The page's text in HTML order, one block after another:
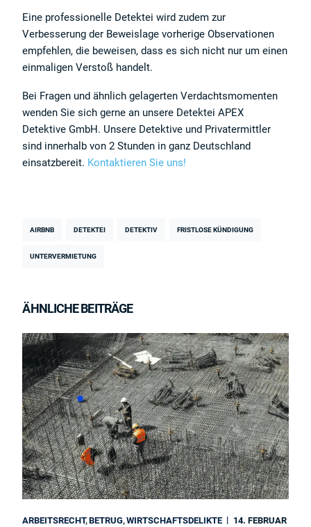
Eine professionelle Detektei wird zudem zur
Verbesserung der Beweislage vorherige Observationen
empfehlen, die beweisen, dass es sich nicht nur um einen
einmaligen Verstoß handelt.
Bei Fragen und ähnlich gelagerten Verdachtsmomenten
wenden Sie sich gerne an unsere Detektei APEX
Detektive GmbH. Unsere Detektive und Privatermittler
sind innerhalb von 2 Stunden in ganz Deutschland
einsatzbereit. Kontaktieren Sie uns!
AIRBNB DETEKTEI DETEKTIV FRISTLOSE KÜNDIGUNG
UNTERVERMIETUNG
ÄHNLICHE BEITRÄGE
ARBEITSRECHT BETRUG WIRTSCHAFTSDELIKTE
14. FEBRUAR